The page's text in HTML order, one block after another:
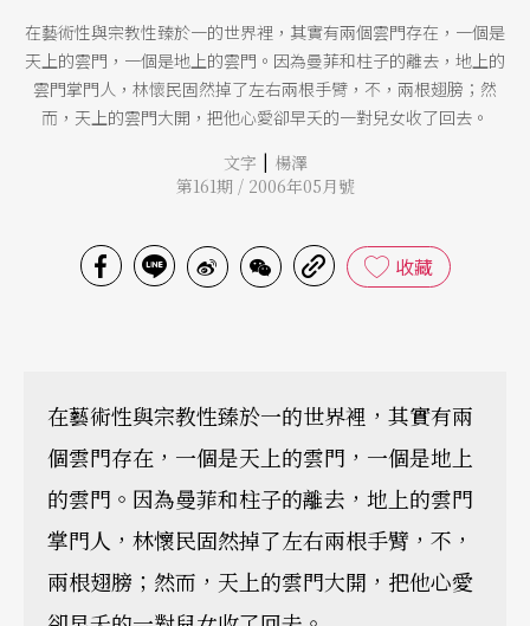
在藝術性與宗教性臻於一的世界裡，其實有兩個雲門存在，一個是
天上的雲門，一個是地上的雲門。因為曼菲和柱子的離去，地上的
雲門掌門人，林懷民固然掉了左右兩根手臂，不，兩根翅膀；然
而，天上的雲門大開，把他心愛卻早夭的一對兒女收了回去。
文字 | 楊澤
第161期 / 2006年05月號
收藏
在藝術性與宗教性臻於一的世界裡，其實有兩
個雲門存在，一個是天上的雲門，一個是地上
的雲門。因為曼菲和柱子的離去，地上的雲門
掌門人，林懷民固然掉了左右兩根手臂，不，
兩根翅膀；然而，天上的雲門大開，把他心愛